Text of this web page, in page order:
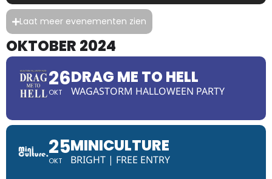
Laat meer evenementen zien
OKTOBER 2024
26
OKT
DRAG ME TO HELL
WAGASTORM HALLOWEEN PARTY
25
OKT
MINICULTURE
BRIGHT | FREE ENTRY